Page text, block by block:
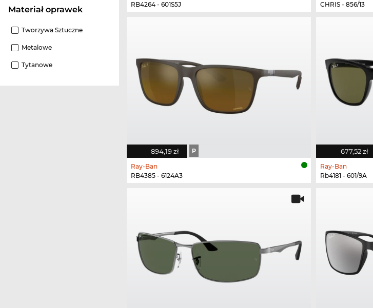
Materiał oprawek
Tworzywa Sztuczne
Metalowe
Tytanowe
RB4264 - 601S5J
CHRIS - 856/13
894,19 zł P
Ray-Ban
RB4385 - 6124A3
677,52 zł
Ray-Ban
Rb4181 - 601/9A